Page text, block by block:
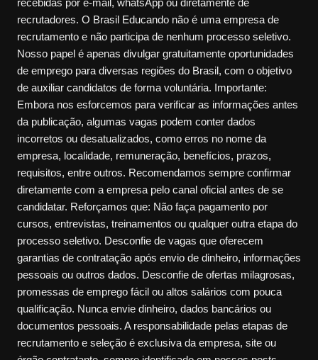
recebidas por e-mail, whatsApp ou diretamente de
recrutadores. O Brasil Educando não é uma empresa de
recrutamento e não participa de nenhum processo seletivo.
Nosso papel é apenas divulgar gratuitamente oportunidades
de emprego para diversas regiões do Brasil, com o objetivo
de auxiliar candidatos de forma voluntária. Importante:
Embora nos esforcemos para verificar as informações antes
da publicação, algumas vagas podem conter dados
incorretos ou desatualizados, como erros no nome da
empresa, localidade, remuneração, benefícios, prazos,
requisitos, entre outros. Recomendamos sempre confirmar
diretamente com a empresa pelo canal oficial antes de se
candidatar. Reforçamos que: Não faça pagamento por
cursos, entrevistas, treinamentos ou qualquer outra etapa do
processo seletivo. Desconfie de vagas que oferecem
garantias de contratação após envio de dinheiro, informações
pessoais ou outros dados. Desconfie de ofertas milagrosas,
promessas de emprego fácil ou altos salários com pouca
qualificação. Nunca envie dinheiro, dados bancários ou
documentos pessoais. A responsabilidade pelas etapas de
recrutamento e seleção é exclusiva da empresa, site ou